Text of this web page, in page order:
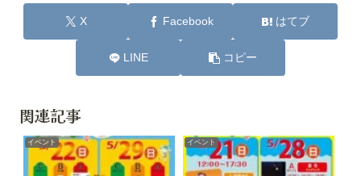
X Facebook はてブ
LINE コピー
関連記事
イベント イベント